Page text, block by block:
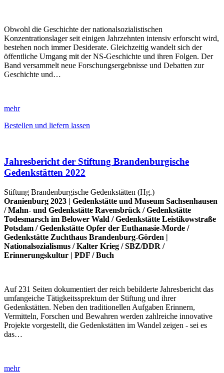
Obwohl die Geschichte der nationalsozialistischen
Konzentrationslager seit einigen Jahrzehnten intensiv erforscht wird,
bestehen noch immer Desiderate. Gleichzeitig wandelt sich der
öffentliche Umgang mit der NS-Geschichte und ihren Folgen. Der
Band versammelt neue Forschungsergebnisse und Debatten zur
Geschichte und…
mehr
Bestellen und liefern lassen
Jahresbericht der Stiftung Brandenburgische
Gedenkstätten 2022
Stiftung Brandenburgische Gedenkstätten (Hg.)
Oranienburg 2023 | Gedenkstätte und Museum Sachsenhausen
/Mahn- und Gedenkstätte Ravensbrück /Gedenkstätte
Todesmarsch im Belower Wald /Gedenkstätte Leistikowstraße
Potsdam /Gedenkstätte Opfer der Euthanasie-Morde /
Gedenkstätte Zuchthaus Brandenburg-Görden |
Nationalsozialismus /Kalter Krieg /SBZ/DDR /
Erinnerungskultur | PDF /Buch
Auf 231 Seiten dokumentiert der reich bebilderte Jahresbericht das
umfangeiche Tätigkeitssprektum der Stiftung und ihrer
Gedenkstätten. Neben den traditionellen Aufgaben Erinnern,
Vermitteln, Forschen und Bewahren werden zahlreiche innovative
Projekte vorgestellt, die Gedenkstätten im Wandel zeigen - sei es
das…
mehr